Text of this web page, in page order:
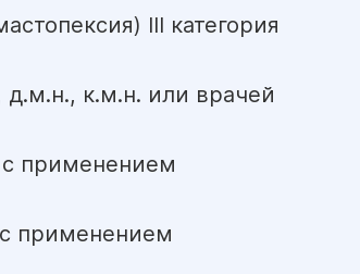
III категория
к.м.н. или врачей
с применением
применением